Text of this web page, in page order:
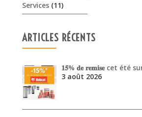
Services(11)
ARTICLES RÉCENTS
𝟏𝟓% 𝐝𝐞 𝐫𝐞𝐦𝐢𝐬𝐞 cet été
3 août 2026